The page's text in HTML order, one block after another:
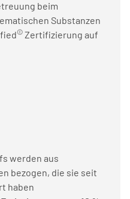
beim
Substanzen
© Zertifizierung auf
werden aus
bezogen, die sie seit
haben